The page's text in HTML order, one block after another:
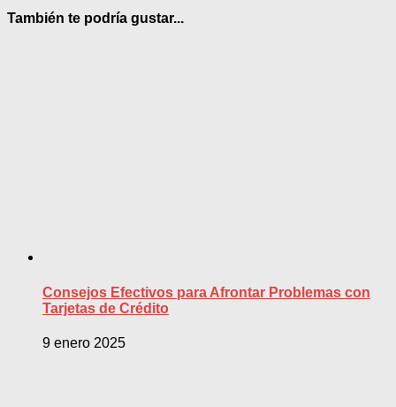
También te podría gustar...
Consejos Efectivos para Afrontar Problemas con
Tarjetas de Crédito
9 enero 2025